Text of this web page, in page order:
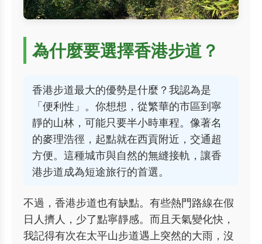
為什麼要選擇香港步道？
香港步道最大的優勢是什麼？我認為是
「便利性」。你想想，從繁華的市區到寧
靜的山林，可能只要半小時車程。像著名
的麥理浩徑，起點就在西貢附近，交通超
方便。這種城市與自然的無縫接軌，讓香
港步道成為短途旅行的首選。
不過，香港步道也有缺點。有些熱門路線在假
日人擠人，少了點寧靜感。而且天氣變化快，
我記得有次在太平山步道遇上突然的大雨，沒